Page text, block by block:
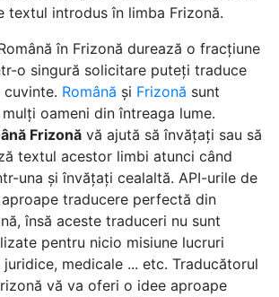
textul introdus în limba Frizonă.
în Frizonă durează o fracțiune
o singură solicitare puteți traduce
cuvinte. Română și Frizonă sunt
oameni din întreaga lume.
Frizonăvă ajută să învățați sau să
textul acestor limbi atunci când
una și învățați cealaltă. API-urile de
traducere perfectă din
însă aceste traduceri nu sunt
pentru nicio misiune lucruri
medicale ... etc. Traducătorul
vă va oferi o idee aproape